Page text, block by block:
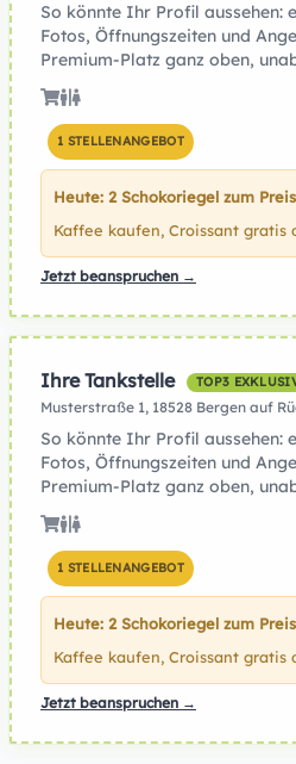
So könnte Ihr Profil aussehen:
Fotos, Öffnungszeiten und
Premium-Platz ganz oben,
1 STELLENANGEBOT
Heute: 2 Schokoriegel zum
Kaffee kaufen, Croissant gratis
Jetzt beanspruchen →
Ihre Tankstelle TOP3
Musterstraße 1, 18528 Bergen auf
So könnte Ihr Profil aussehen:
Fotos, Öffnungszeiten und
Premium-Platz ganz oben,
1 STELLENANGEBOT
Heute: 2 Schokoriegel zum
Kaffee kaufen, Croissant gratis
Jetzt beanspruchen →